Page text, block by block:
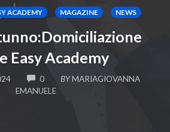
ACADEMY MAGAZINE NEWS
Easy Academy
0COMMENTS
BY MARIAGIOVANNA
EMANUELE